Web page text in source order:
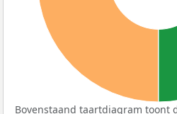
Bovenstaand taartdiagram toont